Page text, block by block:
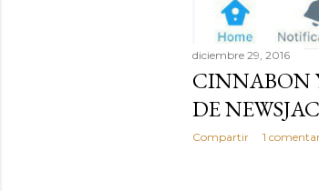
diciembre 29, 2016
CINNABON
DE
Compartir 1